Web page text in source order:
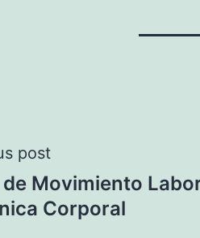
post
de Movimiento
Corporal